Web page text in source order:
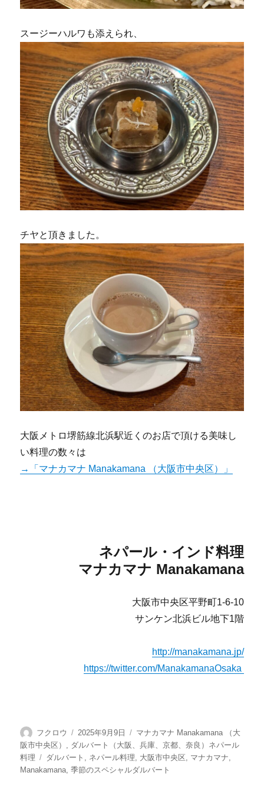
スージーハルワも添えられ、
チヤと頂きました。
大阪メトロ堺筋線北浜駅近くのお店で頂ける美味し
い料理の数々は
→「マナカマナ Manakamana （大阪市中央区）」
ネパール・インド料理
マナカマナ Manakamana
大阪市中央区平野町1-6-10
サンケン北浜ビル地下1階
http://manakamana.jp/
https://twitter.com/ManakamanaOsaka
投
稿
者
フクロウ
投
稿
日:
2025年9月9日
カ
テ
ゴ
リ
マナカマナ Manakamana （大
阪市中央区） , ダルバート（大阪、兵庫、京都、奈良）ネパール
料理
タ
グ
ダルバート , ネパール料理, 大阪市中央区, マナカマナ,
Manakamana,季節のスペシャルダルバート